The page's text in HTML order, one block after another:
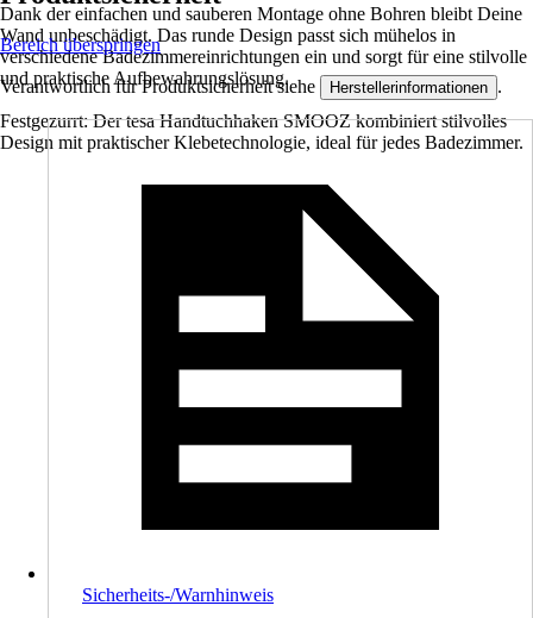
Dank der einfachen und sauberen Montage ohne Bohren bleibt Deine
Wand unbeschädigt. Das runde Design passt sich mühelos in
verschiedene Badezimmereinrichtungen ein und sorgt für eine stilvolle
und praktische Aufbewahrungslösung.
Festgezurrt: Der tesa Handtuchhaken SMOOZ kombiniert stilvolles
Design mit praktischer Klebetechnologie, ideal für jedes Badezimmer.
Bereich überspringen
Verantwortlich für Produktsicherheit siehe Herstellerinformationen .
Sicherheits-/Warnhinweis